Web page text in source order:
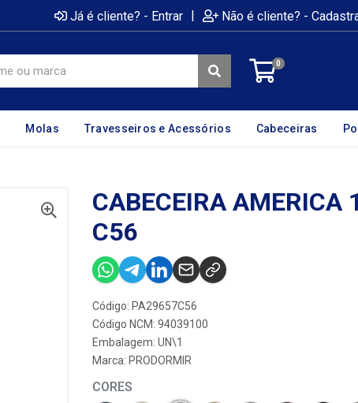
Já é cliente? - Entrar | Não é cliente? -
0
Molas Travesseiros e Acessórios Cabeceiras
CABECEIRA AMERICA
C56
Código: PA29657C56
Código NCM: 94039100
Embalagem: UN\1
Marca: PRODORMIR
CORES